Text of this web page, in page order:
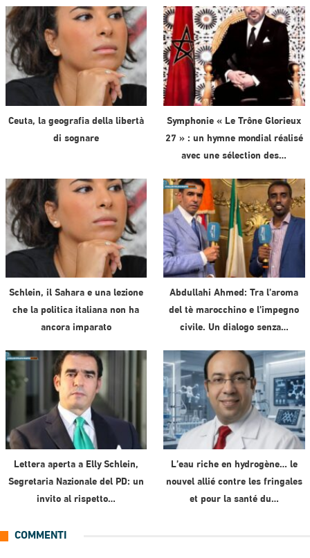
Ceuta, la geografia della libertà
di sognare
Symphonie « Le Trône Glorieux
27 » : un hymne mondial réalisé
avec une sélection des…
Schlein, il Sahara e una lezione
che la politica italiana non ha
ancora imparato
Abdullahi Ahmed: Tra l’aroma
del tè marocchino e l’impegno
civile. Un dialogo senza…
Lettera aperta a Elly Schlein,
Segretaria Nazionale del PD: un
invito al rispetto…
L’eau riche en hydrogène… le
nouvel allié contre les fringales
et pour la santé du…
COMMENTI